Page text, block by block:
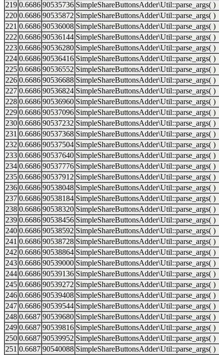
219 0.6686 90535736 SimpleShareButtonsAdder\Util::parse_args( )
220 0.6686 90535872 SimpleShareButtonsAdder\Util::parse_args( )
221 0.6686 90536008 SimpleShareButtonsAdder\Util::parse_args( )
222 0.6686 90536144 SimpleShareButtonsAdder\Util::parse_args( )
223 0.6686 90536280 SimpleShareButtonsAdder\Util::parse_args( )
224 0.6686 90536416 SimpleShareButtonsAdder\Util::parse_args( )
225 0.6686 90536552 SimpleShareButtonsAdder\Util::parse_args( )
226 0.6686 90536688 SimpleShareButtonsAdder\Util::parse_args( )
227 0.6686 90536824 SimpleShareButtonsAdder\Util::parse_args( )
228 0.6686 90536960 SimpleShareButtonsAdder\Util::parse_args( )
229 0.6686 90537096 SimpleShareButtonsAdder\Util::parse_args( )
230 0.6686 90537232 SimpleShareButtonsAdder\Util::parse_args( )
231 0.6686 90537368 SimpleShareButtonsAdder\Util::parse_args( )
232 0.6686 90537504 SimpleShareButtonsAdder\Util::parse_args( )
233 0.6686 90537640 SimpleShareButtonsAdder\Util::parse_args( )
234 0.6686 90537776 SimpleShareButtonsAdder\Util::parse_args( )
235 0.6686 90537912 SimpleShareButtonsAdder\Util::parse_args( )
236 0.6686 90538048 SimpleShareButtonsAdder\Util::parse_args( )
237 0.6686 90538184 SimpleShareButtonsAdder\Util::parse_args( )
238 0.6686 90538320 SimpleShareButtonsAdder\Util::parse_args( )
239 0.6686 90538456 SimpleShareButtonsAdder\Util::parse_args( )
240 0.6686 90538592 SimpleShareButtonsAdder\Util::parse_args( )
241 0.6686 90538728 SimpleShareButtonsAdder\Util::parse_args( )
242 0.6686 90538864 SimpleShareButtonsAdder\Util::parse_args( )
243 0.6686 90539000 SimpleShareButtonsAdder\Util::parse_args( )
244 0.6686 90539136 SimpleShareButtonsAdder\Util::parse_args( )
245 0.6686 90539272 SimpleShareButtonsAdder\Util::parse_args( )
246 0.6686 90539408 SimpleShareButtonsAdder\Util::parse_args( )
247 0.6686 90539544 SimpleShareButtonsAdder\Util::parse_args( )
248 0.6687 90539680 SimpleShareButtonsAdder\Util::parse_args( )
249 0.6687 90539816 SimpleShareButtonsAdder\Util::parse_args( )
250 0.6687 90539952 SimpleShareButtonsAdder\Util::parse_args( )
251 0.6687 90540088 SimpleShareButtonsAdder\Util::parse_args( )